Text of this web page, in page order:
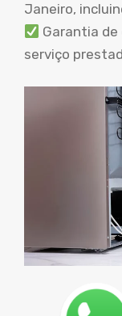
Janeiro,
Garantia
serviço